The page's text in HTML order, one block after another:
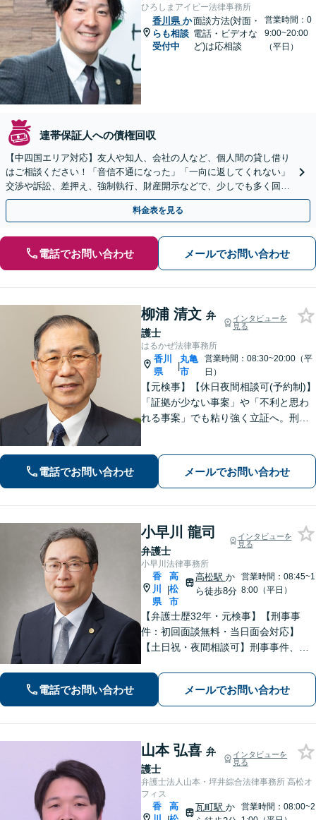
ひろしまアイビー法律事務所
香川県 か
らも相談
受付中
面談方法(対面・
電話・ビデオな
ど)は応相談
営業時間：0
9:00~20:00
（平日）
連帯保証人への債権回収
【中四国エリア対応】友人や知人、会社の人など、個人間の貸し借り
はご相談ください！「音信不通になった」「一向に返してくれない」
交渉や訴訟、差押え、強制執行、財産開示などで、少しでも多く回収
できるよう尽力【休日・夜間対応】【弁護士歴15年以上】
料金表を見る
電話でお問い合わせ メールでお問い合わせ
柳浦 清文 弁
護士
インタビューを
見る
はるかぜ法律事務所
香川
県
|
丸亀
市
営業時間：08:30~20:00（平
日）
【元検事】【休日夜間相談可(予約制)】
「証拠が少ない事案」や「不利と思わ
れる事案」でも粘り強く立証へ。刑事
対応。丁寧な説明とヒアリングで、問
題解決に尽力します。
電話でお問い合わせ メールでお問い合わせ
小早川 龍司
弁護士
インタビューを
見る
小早川法律事務所
香
川
県
|
高
松
市
高松駅 か
ら徒歩8分
営業時間：08:45~1
8:00（平日）
【弁護士歴32年・元検事】【刑事事
件：初回面談無料・当日面会対応】
【土日祝・夜間相談可】刑事事件、離
整理等。地域密着型で丁寧に対応しま
す。【高松駅徒歩10分】【所属弁護士3
名】
電話でお問い合わせ メールでお問い合わせ
山本 弘喜 弁
護士
インタビューを
見る
弁護士法人山本・坪井綜合法律事務所 高松オ
フィス
香
高
瓦町駅 か
営業時間：08:00~2